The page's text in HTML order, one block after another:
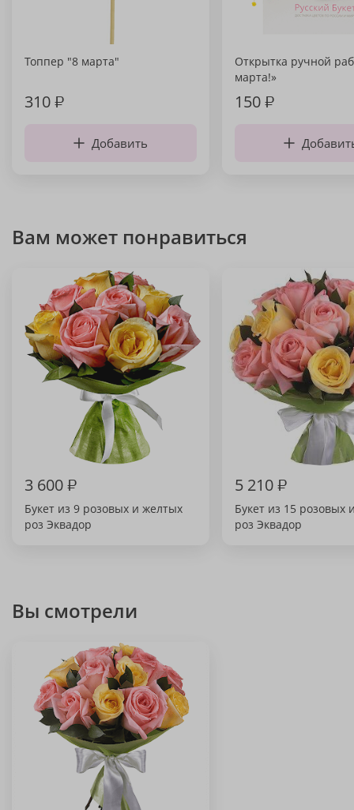
Топпер "8 марта"
310₽
Добавить
Открытка ручной
марта!»
150₽
Вам может понравиться
3 600₽
Букет из 9 розовых и желтых
роз Эквадор
5 210₽
Букет из 15 розовых
роз Эквадор
Вы смотрели